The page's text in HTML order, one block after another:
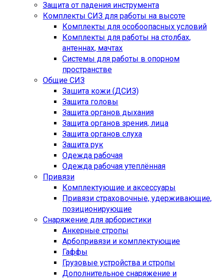
Защита от падения инструмента
Комплекты СИЗ для работы на высоте
Комплекты для особоопасных условий
Комплекты для работы на столбах,
антеннах, мачтах
Системы для работы в опорном
пространстве
Общие СИЗ
Зашита кожи (ДСИЗ)
Защита головы
Защита органов дыхания
Защита органов зрения, лица
Защита органов слуха
Защита рук
Одежда рабочая
Одежда рабочая утеплённая
Привязи
Комплектующие и аксессуары
Привязи страховочные, удерживающие,
позиционирующие
Снаряжение для арбористики
Анкерные стропы
Арбопривязи и комплектующие
Гаффы
Грузовые устройства и стропы
Дополнительное снаряжение и